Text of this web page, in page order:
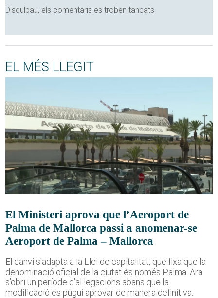
Disculpau, els comentaris es troben tancats
EL MÉS LLEGIT
El Ministeri aprova que l’Aeroport de
Palma de Mallorca passi a anomenar-se
Aeroport de Palma – Mallorca
El canvi s'adapta a la Llei de capitalitat, que fixa que la
denominació oficial de la ciutat és només Palma. Ara
s'obri un període d'al·legacions abans que la
modificació es pugui aprovar de manera definitiva.